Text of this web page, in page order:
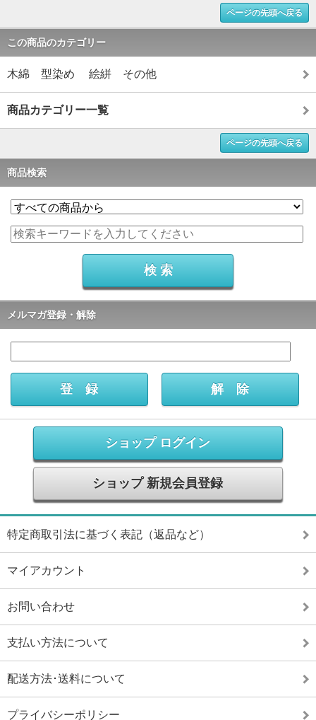
ページの先頭へ戻る
この商品のカテゴリー
木綿 型染め 絵絣 その他
商品カテゴリー一覧
ページの先頭へ戻る
商品検索
メルマガ登録・解除
ショップ ログイン
ショップ 新規会員登録
特定商取引法に基づく表記（返品など）
マイアカウント
お問い合わせ
支払い方法について
配送方法･送料について
プライバシーポリシー